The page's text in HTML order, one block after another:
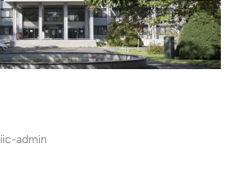
iic-admin